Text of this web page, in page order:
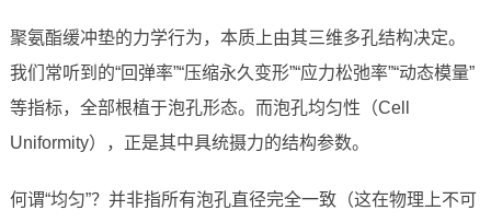
聚氨酯缓冲垫的力学行为，本质上由其三维多孔结构决定。
我们常听到的“回弹率”“压缩永久变形”“应力松弛率”“动态模量”
等指标，全部根植于泡孔形态。而泡孔均匀性（Cell
Uniformity），正是其中具统摄力的结构参数。
何谓“均匀”？并非指所有泡孔直径完全一致（这在物理上不可